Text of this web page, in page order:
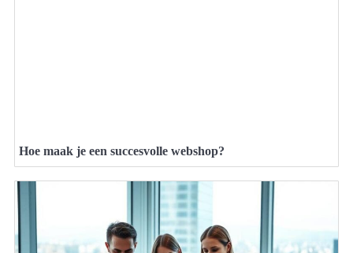
Hoe maak je een succesvolle webshop?